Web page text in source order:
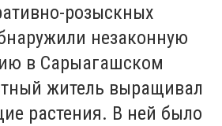
розыскных
незаконную
в Сарыагашском
житель выращивал
растения. В ней было